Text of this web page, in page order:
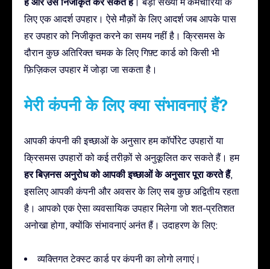
लिए एक आदर्श उपहार। ऐसे मौक़ों के लिए आदर्श जब आपके पास
हर उपहार को निजीकृत करने का समय नहीं है। क्रिसमस के
दौरान कुछ अतिरिक्त चमक के लिए गिफ़्ट कार्ड को किसी भी
फ़िज़िकल उपहार में जोड़ा जा सकता है।
मेरी कंपनी के लिए क्या संभावनाएं हैं?
आपकी कंपनी की इच्छाओं के अनुसार हम कॉर्पोरेट उपहारों या
क्रिसमस उपहारों को कई तरीक़ों से अनुकूलित कर सकते हैं। हम
हर बिज़नस अनुरोध को आपकी इच्छाओं के अनुसार पूरा करते हैं,
इसलिए आपकी कंपनी और अवसर के लिए सब कुछ अद्वितीय रहता
है। आपको एक ऐसा व्यवसायिक उपहार मिलेगा जो शत-प्रतिशत
अनोखा होगा, क्योंकि संभावनाएं अनंत हैं। उदाहरण के लिए:
व्यक्तिगत टेक्स्ट कार्ड पर कंपनी का लोगो लगाएं।